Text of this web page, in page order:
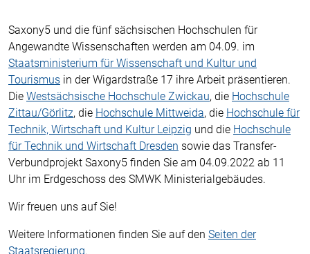
Saxony5 und die fünf sächsischen Hochschulen für
Angewandte Wissenschaften werden am 04.09. im
Staatsministerium für Wissenschaft und Kultur und
Tourismus in der Wigardstraße 17 ihre Arbeit präsentieren.
Die Westsächsische Hochschule Zwickau, die Hochschule
Zittau/Görlitz, die Hochschule Mittweida, die Hochschule für
Technik, Wirtschaft und Kultur Leipzig und die Hochschule
für Technik und Wirtschaft Dresden sowie das Transfer-
Verbundprojekt Saxony5 finden Sie am 04.09.2022 ab 11
Uhr im Erdgeschoss des SMWK Ministerialgebäudes.
Wir freuen uns auf Sie!
Weitere Informationen finden Sie auf den Seiten der
Staatsregierung.